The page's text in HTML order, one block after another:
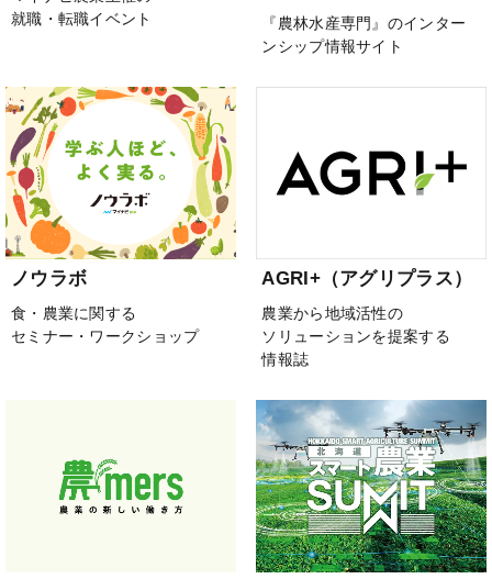
就職・転職イベント
『農林水産専門』のインター
ンシップ情報サイト
ノウラボ
食・農業に関する
セミナー・ワークショップ
AGRI+（アグリプラス）
農業から地域活性の
ソリューションを提案する
情報誌